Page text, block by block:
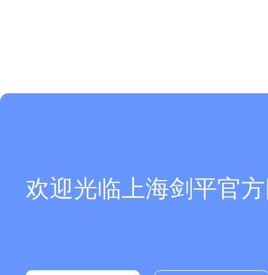
欢迎光临上海剑平官